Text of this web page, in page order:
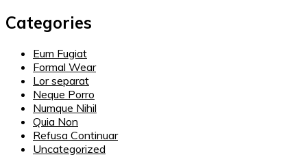
Categories
Eum Fugiat
Formal Wear
Lor separat
Neque Porro
Numque Nihil
Quia Non
Refusa Continuar
Uncategorized